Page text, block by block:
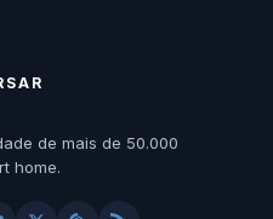
de mais de 50.000
home.